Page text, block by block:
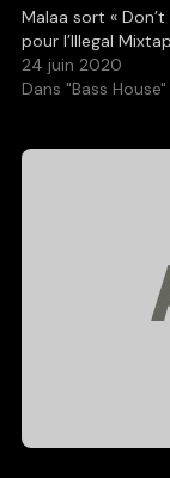
Malaa sort « Don’t
pour l’Illegal
24 juin 2020
Dans "Bass House"